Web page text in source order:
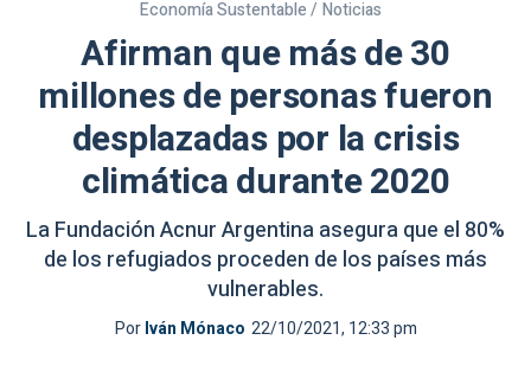
Economía Sustentable / Noticias
Afirman que más de 30
millones de personas fueron
desplazadas por la crisis
climática durante 2020
La Fundación Acnur Argentina asegura que el 80%
de los refugiados proceden de los países más
vulnerables.
PorIván Mónaco 22/10/2021, 12:33 pm